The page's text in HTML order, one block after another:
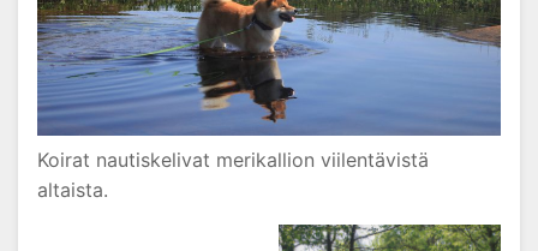
Koirat nautiskelivat merikallion viilentävistä
altaista.